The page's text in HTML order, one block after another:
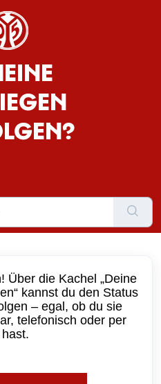
Über die Kachel „Deine
kannst du den Status
– egal, ob du sie
telefonisch oder per